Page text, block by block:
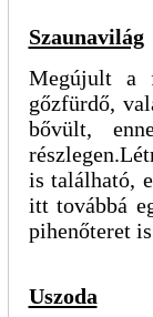
Szaunavilág
Megújult a
gőzfürdő,
bővült,
is található,
itt továbbá
pihenőteret
Uszoda